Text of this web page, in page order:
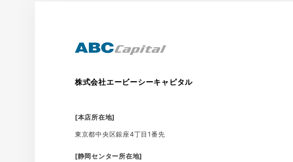
株式会社エービーシーキャピタル
[本店所在地]
東京都中央区銀座4丁目1番先
[静岡センター所在地]